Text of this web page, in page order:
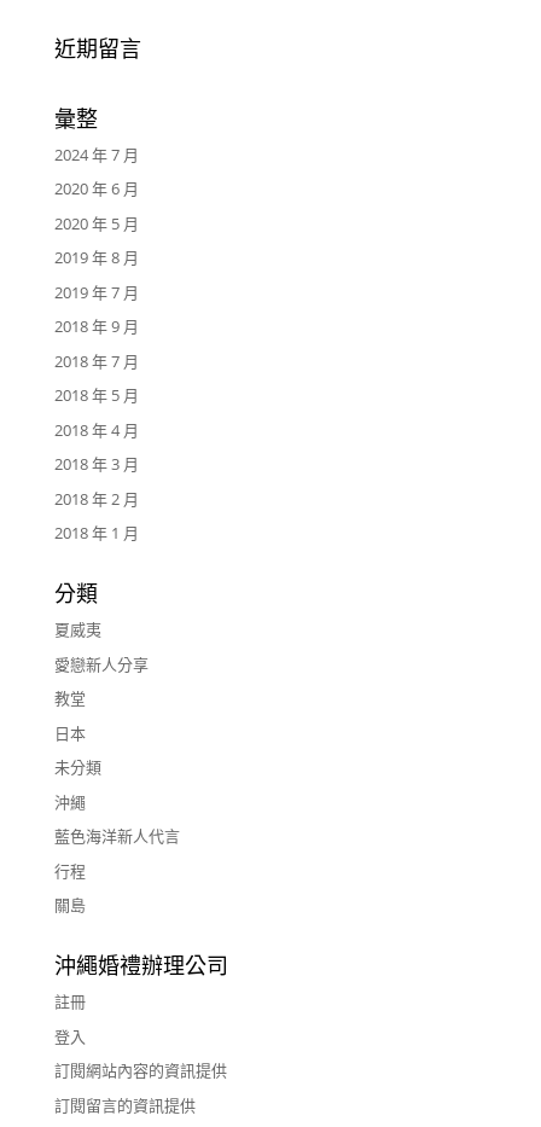
近期留言
彙整
2024 年 7 月
2020 年 6 月
2020 年 5 月
2019 年 8 月
2019 年 7 月
2018 年 9 月
2018 年 7 月
2018 年 5 月
2018 年 4 月
2018 年 3 月
2018 年 2 月
2018 年 1 月
分類
夏威夷
愛戀新人分享
教堂
日本
未分類
沖繩
藍色海洋新人代言
行程
關島
沖繩婚禮辦理公司
註冊
登入
訂閱網站內容的資訊提供
訂閱留言的資訊提供